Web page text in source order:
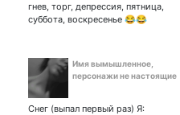
гнев, торг, депрессия, пятница,
суббота, воскресенье 😂😂
Имя вымышленное,
персонажи не настоящие
Снег (выпал первый раз) Я: